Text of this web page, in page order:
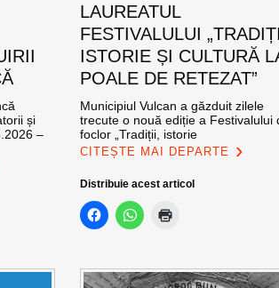
și
–
LAUREATUL
FESTIVALULUI
ISTORIE ȘI CULTURĂ
POALE DE RETEZAT”
Municipiul Vulcan a găzduit zilele
trecute o nouă ediție a Festivalului
foclor „Tradiții, istorie
CITEȘTE MAI DEPARTE
Distribuie acest articol